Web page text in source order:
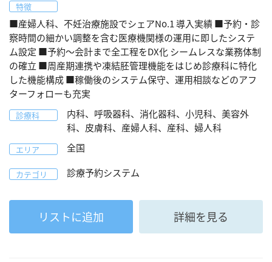
特徴
■産婦人科、不妊治療施設でシェアNo.1 導入実績 ■予約・診
察時間の細かい調整を含む医療機関様の運用に即したシステ
ム設定 ■予約～会計まで全工程をDX化 シームレスな業務体制
の確立 ■周産期連携や凍結胚管理機能をはじめ診療科に特化
した機能構成 ■稼働後のシステム保守、運用相談などのアフ
ターフォローも充実
診療科
内科、呼吸器科、消化器科、小児科、美容外
科、皮膚科、産婦人科、産科、婦人科
エリア 全国
カテゴリ 診療予約システム
リストに追加 詳細を見る